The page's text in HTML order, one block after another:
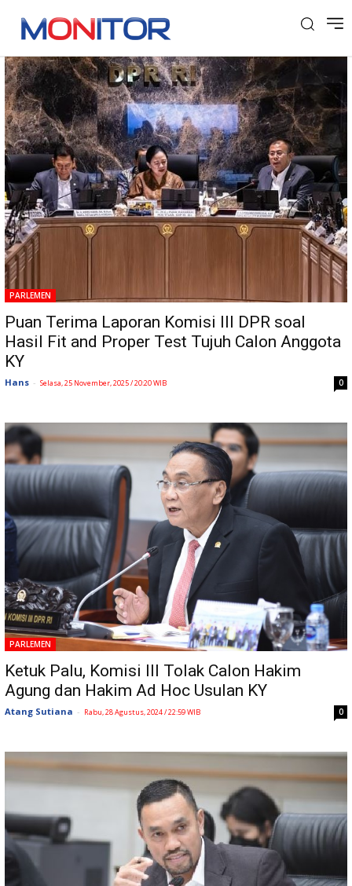
Tag: Komisi Yudisial
PARLEMEN
Puan Terima Laporan Komisi III DPR soal
Hasil Fit and Proper Test Tujuh Calon Anggota
KY
Hans - Selasa, 25 November, 2025 / 20:20 WIB 0
PARLEMEN
Ketuk Palu, Komisi III Tolak Calon Hakim
Agung dan Hakim Ad Hoc Usulan KY
Atang Sutiana - Rabu, 28 Agustus, 2024 / 22:59 WIB 0